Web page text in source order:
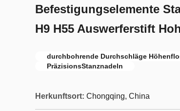
Befestigungselemente
H9 H55 Auswerferstift
durchbohrende Durchschläge
PräzisionsStanznadeln
Herkunftsort: Chongqing, China